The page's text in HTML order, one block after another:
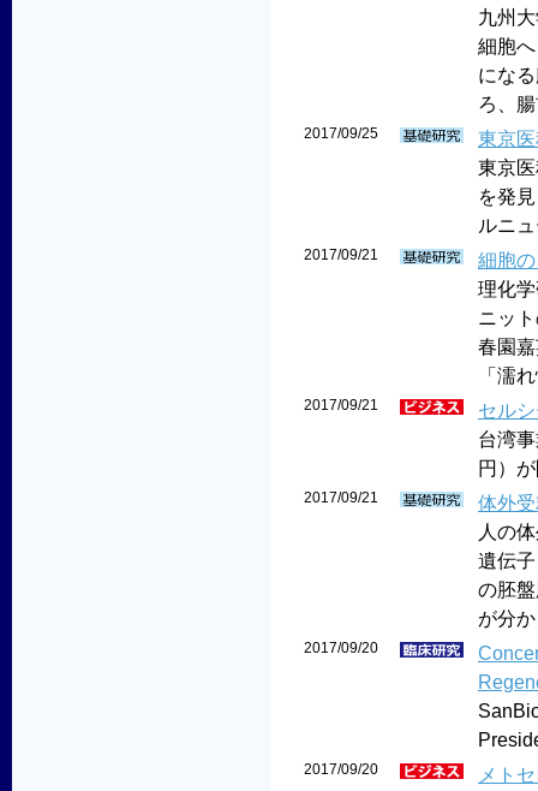
九州
細胞
にな
ろ、
2017/09/25
東京
東京
を発
ルニ
2017/09/21
細胞
理化
ニッ
春園
「濡
2017/09/21
セル
台湾
円）
2017/09/21
体外
人の
遺伝
の胚
が分
2017/09/20
2017/09/20
メト